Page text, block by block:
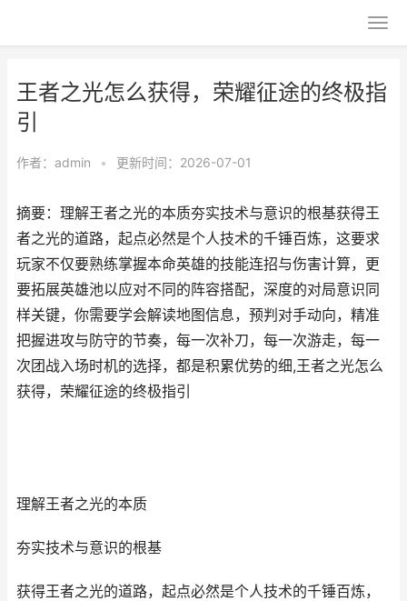
王者之光怎么获得，荣耀征途的终极指
引
作者： admin • 更新时间：2026-07-01
摘要：理解王者之光的本质夯实技术与意识的根基获得王
者之光的道路，起点必然是个人技术的千锤百炼，这要求
玩家不仅要熟练掌握本命英雄的技能连招与伤害计算，更
要拓展英雄池以应对不同的阵容搭配，深度的对局意识同
样关键，你需要学会解读地图信息，预判对手动向，精准
把握进攻与防守的节奏，每一次补刀，每一次游走，每一
次团战入场时机的选择，都是积累优势的细,王者之光怎么
获得，荣耀征途的终极指引
理解王者之光的本质
夯实技术与意识的根基
获得王者之光的道路，起点必然是个人技术的千锤百炼，